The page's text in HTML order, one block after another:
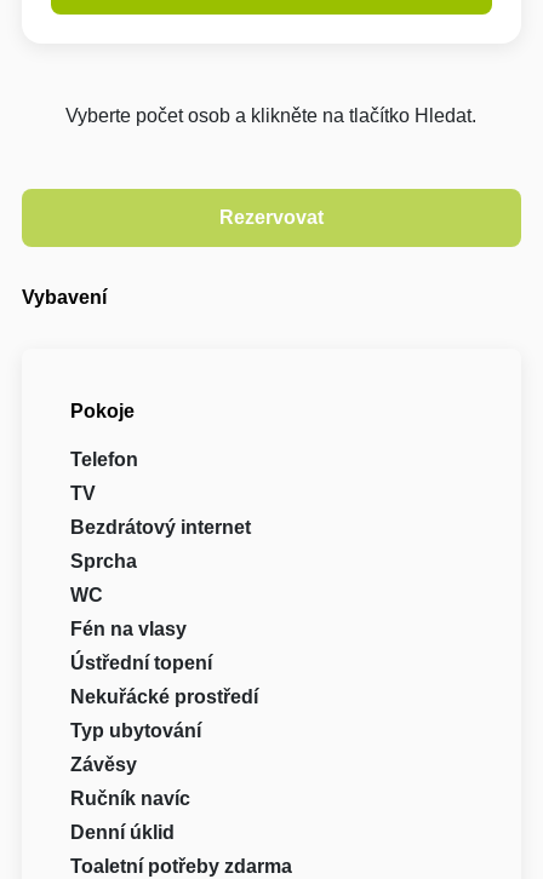
Vyberte počet osob a klikněte na tlačítko Hledat.
Vybavení
Pokoje
Telefon
TV
Bezdrátový internet
Sprcha
WC
Fén na vlasy
Ústřední topení
Nekuřácké prostředí
Typ ubytování
Závěsy
Ručník navíc
Denní úklid
Toaletní potřeby zdarma